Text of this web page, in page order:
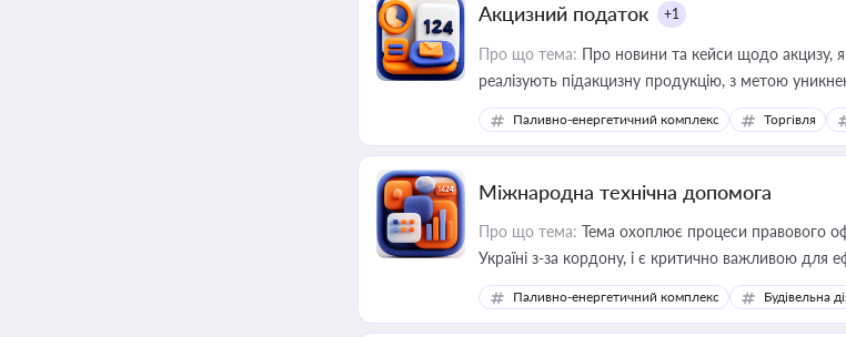
Акцизний податок +1
Про що тема: Про новини та кейси щодо акцизу,
реалізують підакцизну продукцію, з метою
Паливно-енергетичний комплекс Торгівля
Міжнародна технічна допомога
Про що тема: Тема охоплює процеси правового
Україні з-за кордону, і є критично важливою для
інфраструктурних проєктів
Паливно-енергетичний комплекс Будівельна